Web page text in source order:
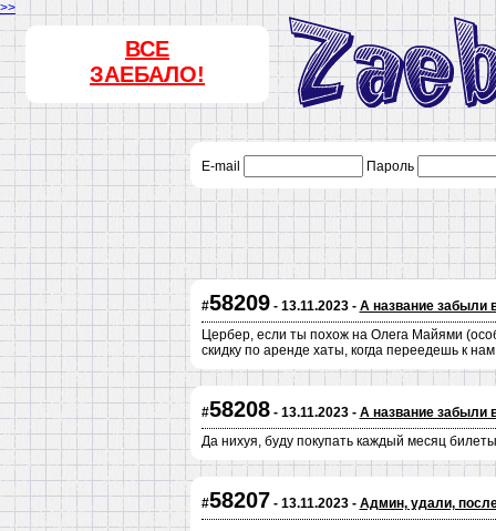
>>
ВСЕ
ЗАЕБАЛО!
E-mail Пароль
#58209- 13.11.2023 - А название забыли
Цербер, если ты похож на Олега Майями
скидку по аренде хаты, когда переедешь к
#58208- 13.11.2023 - А название забыли
Да нихуя, буду покупать каждый месяц
#58207 - 13.11.2023 - Админ, удали,